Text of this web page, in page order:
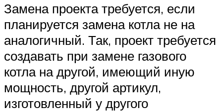
Замена проекта требуется, если
планируется замена котла не на
аналогичный. Так, проект требуется
создавать при замене газового
котла на другой, имеющий иную
мощность, другой артикул,
изготовленный у другого